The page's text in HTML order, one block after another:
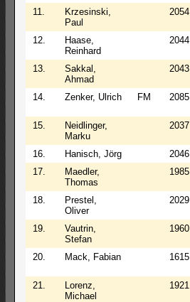
11.
Krzesinski,
Paul
2054
12.
Haase,
Reinhard
2044
13.
Sakkal,
Ahmad
2043
14. Zenker, Ulrich FM 2085
15.
Neidlinger,
Marku
2037
16. Hanisch, Jörg 2046
17.
Maedler,
Thomas
1985
18.
Prestel,
Oliver
2029
19.
Vautrin,
Stefan
1960
20. Mack, Fabian 1615
21.
Lorenz,
Michael
1921